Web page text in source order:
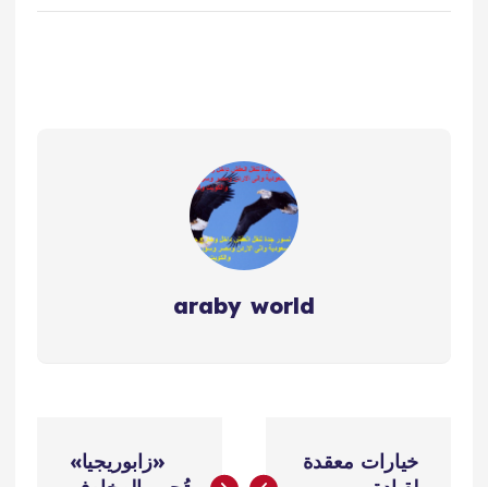
araby world
خيارات معقدة
«زابوريجيا»